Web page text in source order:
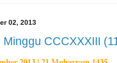
02, 2013
CCCXXXIII